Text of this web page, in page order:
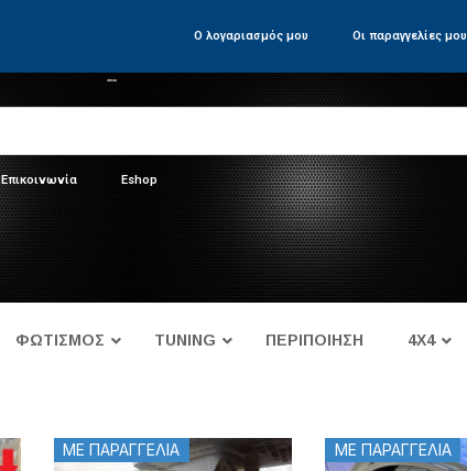
Ο λογαριασμός μου Οι παραγγελίες μου
Επικοινωνία Eshop
ΦΩΤΙΣΜΟΣ TUNING ΠΕΡΙΠΟΙΗΣΗ 4X4
ΜΕ ΠΑΡΑΓΓΕΛΙΑ ΜΕ ΠΑΡΑΓΓΕΛΙΑ